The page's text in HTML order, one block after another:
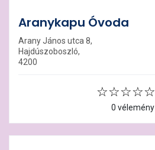
Aranykapu Óvoda
Arany János utca 8,
Hajdúszoboszló,
4200
0 vélemény